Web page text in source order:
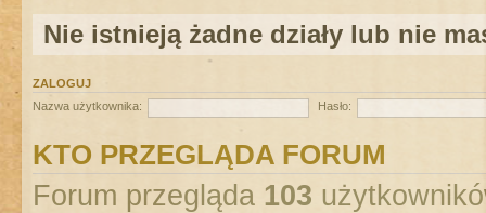
Nie istnieją żadne działy lub nie
ZALOGUJ
Nazwa użytkownika:
Hasło:
KTO PRZEGLĄDA FORUM
Forum przegląda 103